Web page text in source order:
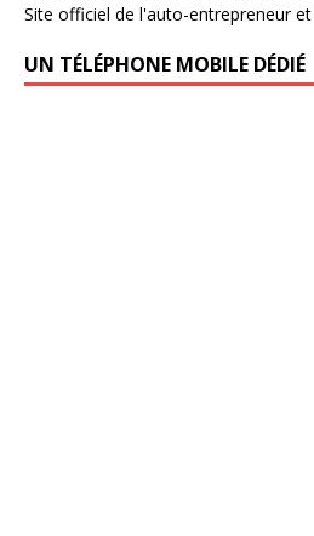
Site officiel de l'auto-entrepreneur
UN TÉLÉPHONE MOBILE DÉDIÉ